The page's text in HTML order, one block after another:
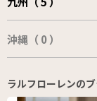
沖縄（ 0 ）
ラルフローレンの